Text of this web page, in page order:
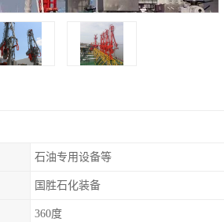
石油专用设备等
国胜石化装备
360度